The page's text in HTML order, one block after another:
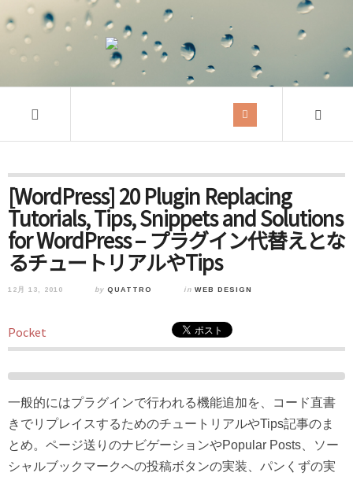
[WordPress] 20 Plugin Replacing
Tutorials, Tips, Snippets and Solutions
for WordPress – プラグイン代替えとな
るチュートリアルやTips
12月 13, 2010 by QUATTRO in WEB DESIGN
Pocket
一般的にはプラグインで行われる機能追加を、コード直書
きでリプレイスするためのチュートリアルやTips記事のま
とめ。ページ送りのナビゲーションやPopular Posts、ソー
シャルブックマークへの投稿ボタンの実装、パンくずの実